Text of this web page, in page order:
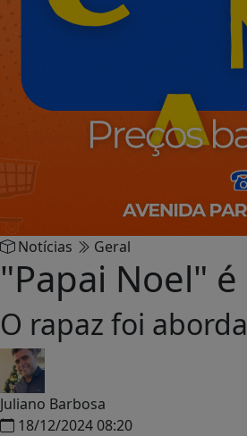
Notícias Geral
"Papai Noel"
O rapaz foi
Juliano Barbosa
18/12/2024 08:20